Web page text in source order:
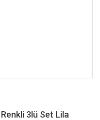
3lü Set Lila